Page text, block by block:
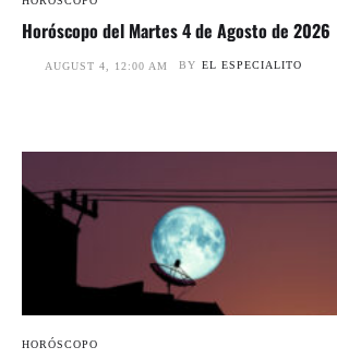
Horóscopo del Martes 4 de Agosto de 2026
AUGUST 4, 12:00 AM BY EL ESPECIALITO
HORÓSCOPO